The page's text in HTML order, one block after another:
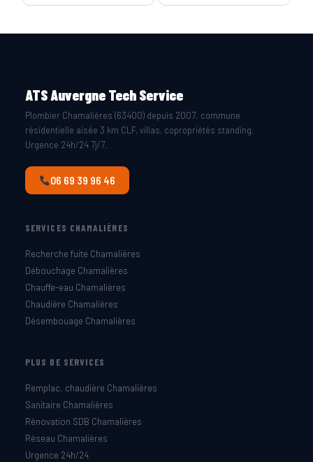
ATS Auvergne Tech Service
Plombier Chamalières (63400) depuis 2007. commune
résidentielle aisée 3 km CLF, villas, copropriétés standing.
Urgence 24h/24 7j/7.
06 69 39 96 46
SERVICES CHAMALIÈRES
Recherche fuite Chamalières
Débouchage Chamalières
Chauffe-eau Chamalières
Chaudière Chamalières
Désembouage Chamalières
PLUS DE SERVICES
Remplac. chaudière Chamalières
Sanitaire Chamalières
Rénovation SDB Chamalières
Réseau Chamalières
Urgence 24h/24